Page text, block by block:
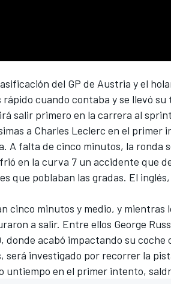
del GP de Austria y el
rápido cuando contaba y se llevó
salir primero en la carrera al
a Charles Leclerc en el primer
A falta de cinco minutos, la ronda
en la curva 7 un accidente que
que poblaban las gradas. El
cinco minutos y medio, y mientras
a salir. Entre ellos George
donde acabó impactando su coche
será investigado por recorrer la
untiempo en el primer intento,